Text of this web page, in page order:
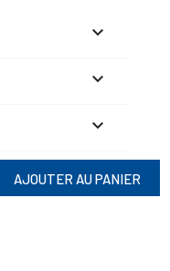
AJOUTER AU PANIER


